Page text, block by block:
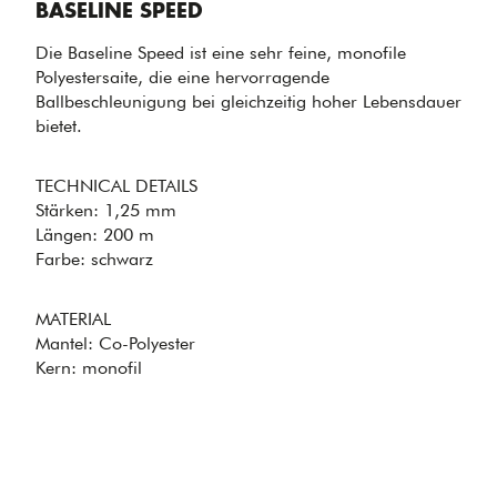
OPTIMALE
BALLBESCHLEUNIGUNG
- BASELINE
BASELINE SPEED
Die Baseline Speed ist eine sehr feine, monofile
Polyestersaite, die eine hervorragende
Ballbeschleunigung bei gleichzeitig hoher Lebensdauer
bietet.
TECHNICAL DETAILS
Stärken: 1,25 mm
Längen: 200 m
Farbe: schwarz
MATERIAL
Mantel: Co-Polyester
Kern: monofil